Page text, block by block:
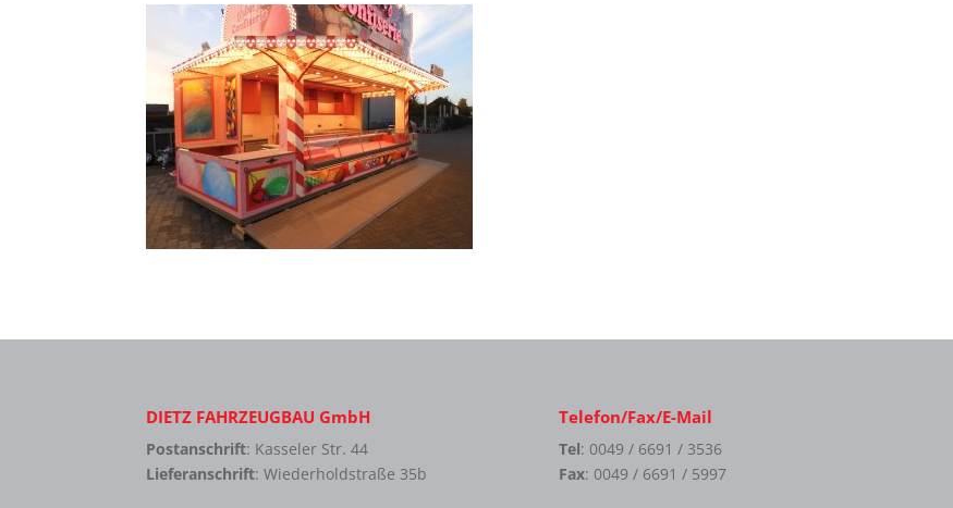
DIETZ FAHRZEUGBAU GmbH
Postanschrift: Kasseler Str. 44
Lieferanschrift: Wiederholdstraße 35b
Telefon/Fax/E-Mail
Tel: 0049 / 6691 / 3536
Fax: 0049 / 6691 / 5997